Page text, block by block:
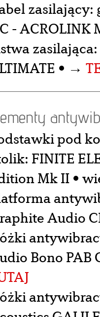
- ACROLINK
• →
pod
FINITE
Mk II •
Audio
Bono PAB